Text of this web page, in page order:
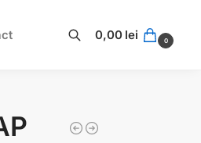
0,00 lei 0